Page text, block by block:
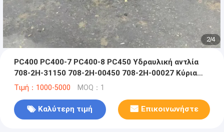
2/4
PC400 PC400-7 PC400-8 PC450 Υδραυλική αντλία
708-2H-31150 708-2H-00450 708-2H-00027 Κύρια
αντλία HPV165
Τιμή：1000-5000 MOQ：1
Καλύτερη τιμή Επικοινωνήστε